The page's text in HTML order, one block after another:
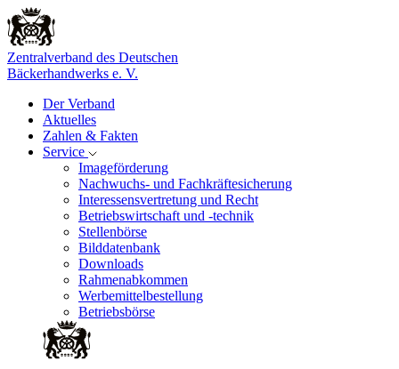
Zentralverband des Deutschen
Bäckerhandwerks e. V.
Der Verband
Aktuelles
Zahlen & Fakten
Service
Imageförderung
Nachwuchs- und Fachkräftesicherung
Interessensvertretung und Recht
Betriebswirtschaft und -technik
Stellenbörse
Bilddatenbank
Downloads
Rahmenabkommen
Werbemittelbestellung
Betriebsbörse